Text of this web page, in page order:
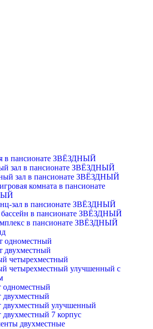
в пансионате ЗВЁЗДНЫЙ
зал в пансионате ЗВЁЗДНЫЙ
зал в пансионате ЗВЁЗДНЫЙ
комната в пансионате
зал в пансионате ЗВЁЗДНЫЙ
в пансионате ЗВЁЗДНЫЙ
в пансионате ЗВЁЗДНЫЙ
одноместный
двухместный
четырехместный
четырехместный улучшенный с
одноместный
двухместный улучшенный
7 корпус
двухместные